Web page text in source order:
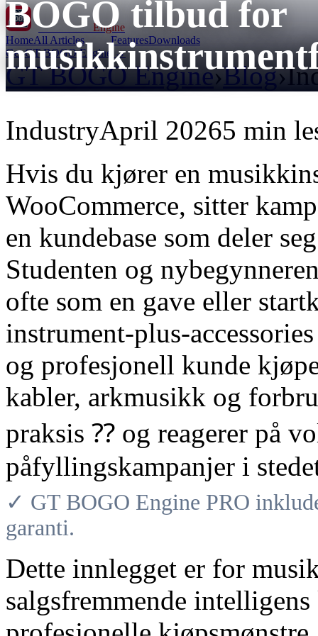
GT BOGO Engine
HomeAll Articles FeaturesDownloads
Get GT BOGO Engine →
GT BOGO Engine›Blog›
BOGO tilbud for
IndustryApril 20265 min
Hvis du kjører en
WooCommerce, sitter
en kundebase som deler
Studenten og
ofte som en gave eller
instrument-plus-
og profesjonell kunde
kabler, arkmusikk og
praksis ⁇ og reagerer på
påfyllingskampanjer i
✓ GT BOGO Engine PRO
garanti.
Dette innlegget er for
salgsfremmende